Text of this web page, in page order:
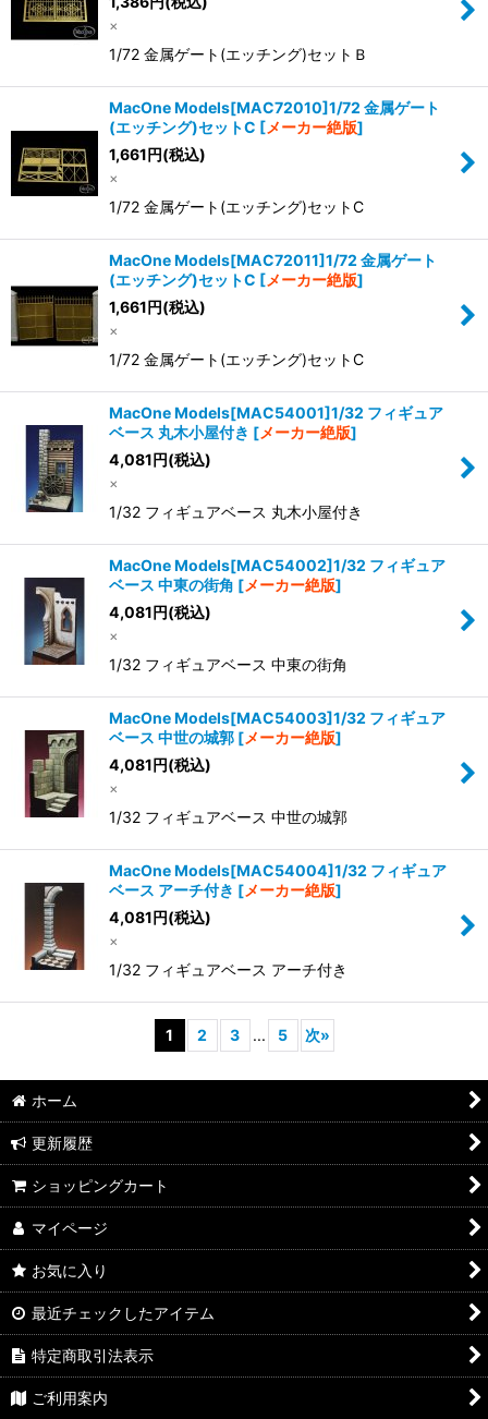
×
1/72 金属ゲート(エッチング)セットＢ
MacOne Models[MAC72010]1/72 金属ゲート
(エッチング)セットC [メーカー絶版]
1,661円(税込)
×
1/72 金属ゲート(エッチング)セットC
MacOne Models[MAC72011]1/72 金属ゲート
(エッチング)セットC [メーカー絶版]
1,661円(税込)
×
1/72 金属ゲート(エッチング)セットC
MacOne Models[MAC54001]1/32 フィギュア
ベース 丸木小屋付き [メーカー絶版]
4,081円(税込)
×
1/32 フィギュアベース 丸木小屋付き
MacOne Models[MAC54002]1/32 フィギュア
ベース 中東の街角 [メーカー絶版]
4,081円(税込)
×
1/32 フィギュアベース 中東の街角
MacOne Models[MAC54003]1/32 フィギュア
ベース 中世の城郭 [メーカー絶版]
4,081円(税込)
×
1/32 フィギュアベース 中世の城郭
MacOne Models[MAC54004]1/32 フィギュア
ベース アーチ付き [メーカー絶版]
4,081円(税込)
×
1/32 フィギュアベース アーチ付き
1 2 3 ... 5 次»
ホーム
更新履歴
ショッピングカート
マイページ
お気に入り
最近チェックしたアイテム
特定商取引法表示
ご利用案内